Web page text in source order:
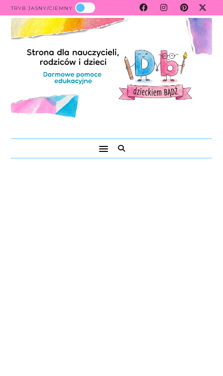
TRYB JASNY/CIEMNY